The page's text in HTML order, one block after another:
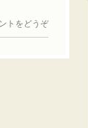
トをどうぞ